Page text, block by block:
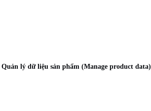
Quản lý dữ liệu sản phẩm (Manage product data)